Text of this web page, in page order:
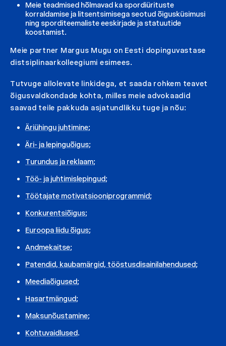
Meie teadmised hõlmavad ka spordiürituste
korraldamise ja litsentsimisega seotud õigusküsimusi
ning sporditeemaliste eeskirjade ja statuutide
koostamist.
Meie partner Margus Mugu on Eesti dopinguvastase
distsiplinaarkolleegiumi esimees.
Tutvuge allolevate linkidega, et saada rohkem teavet
õigusvaldkondade kohta, milles meie advokaadid
saavad teile pakkuda asjatundlikku tuge ja nõu:
Äriühingu juhtimine;
Äri- ja lepinguõigus;
Turundus ja reklaam;
Töö- ja juhtimislepingud;
Töötajate motivatsiooniprogrammid;
Konkurentsiõigus;
Euroopa liidu õigus;
Andmekaitse;
Patendid, kaubamärgid, tööstusdisainilahendused;
Meediaõigused;
Hasartmängud;
Maksunõustamine;
Kohtuvaidlused.